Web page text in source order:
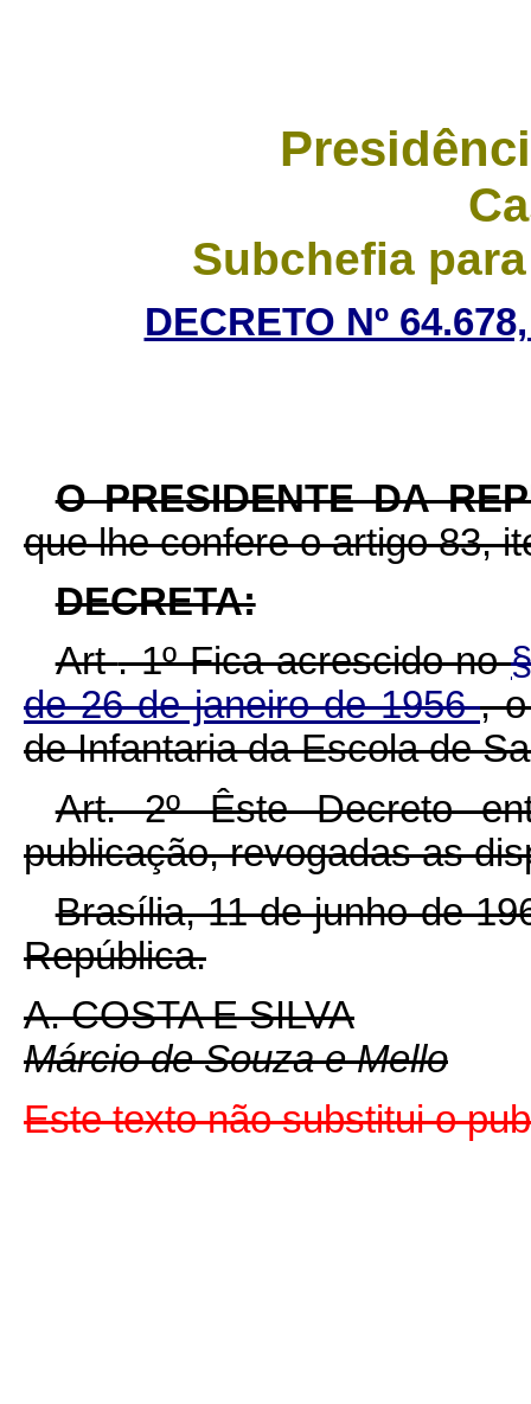
Subchefia
DECRETO Nº
O PRESIDENTE DA
que lhe confere o artigo 83,
DECRETA:
Art. 1º Fica acrescido no
de 26 de janeiro de 1956,
de Infantaria da Escola de
Art. 2º Êste Decreto
publicação, revogadas as
Brasília, 11 de junho de
República.
A. COSTA E SILVA
Márcio de Souza e Mello
Este texto não substitui o